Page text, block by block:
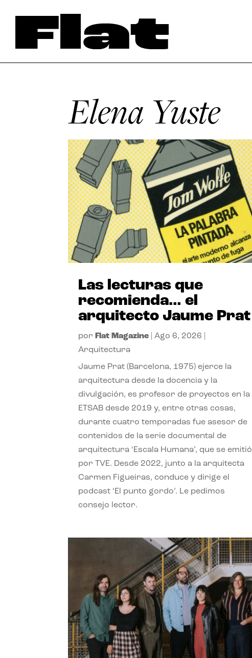
Elena Yuste
Las lecturas que
recomienda… el
arquitecto Jaume Prat
por Flat Magazine |Ago 6, 2026
Arquitectura
Jaume Prat (Barcelona, 1975) ejerce la
arquitectura desde la docencia y la
divulgación, es profesor de proyectos en la
ETSAB desde 2019 y, entre otras cosas,
durante cuatro temporadas fue asesor de
contenidos de la serie documental de
arquitectura ‘Escala Humana’, que se emitió
por TVE. Desde 2022, junto a la arquitecta
Carmen Figueiras, conduce y dirige el
podcast ‘El punto gordo’. Le pedimos
consejo lector.